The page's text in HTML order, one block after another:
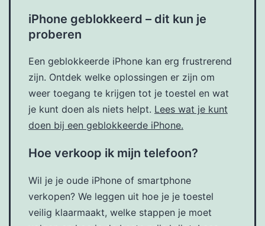
iPhone geblokkeerd – dit kun je
proberen
Een geblokkeerde iPhone kan erg frustrerend
zijn. Ontdek welke oplossingen er zijn om
weer toegang te krijgen tot je toestel en wat
je kunt doen als niets helpt. Lees wat je kunt
doen bij een geblokkeerde iPhone.
Hoe verkoop ik mijn telefoon?
Wil je je oude iPhone of smartphone
verkopen? We leggen uit hoe je je toestel
veilig klaarmaakt, welke stappen je moet